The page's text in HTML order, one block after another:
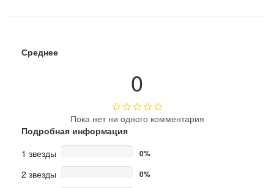
Среднее
0
Пока нет ни одного комментария
Подробная информация
1 звезды
0%
2 звезды 0%